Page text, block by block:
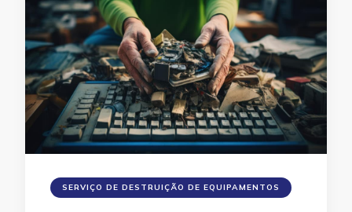
SERVIÇO DE DESTRUIÇÃO DE EQUIPAMENTOS